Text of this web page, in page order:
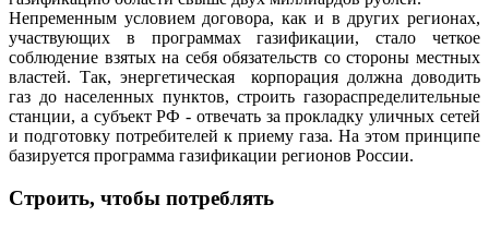
Непременным условием договора, как и в других регионах,
участвующих в программах газификации, стало четкое
соблюдение взятых на себя обязательств со стороны местных
властей. Так, энергетическая корпорация должна доводить
газ до населенных пунктов, строить газораспределительные
станции, а субъект РФ - отвечать за прокладку уличных сетей
и подготовку потребителей к приему газа. На этом принципе
базируется программа газификации регионов России.
Строить, чтобы потреблять